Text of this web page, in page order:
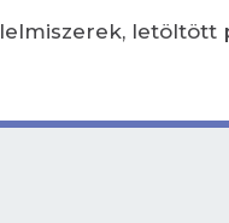
letöltött